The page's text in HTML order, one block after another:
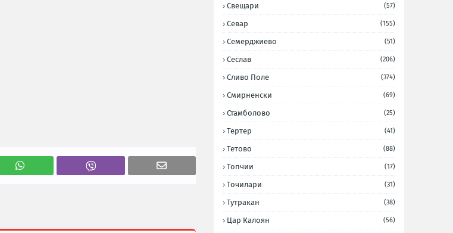
Свещари (57)
Севар (155)
Семерджиево (51)
Сеслав (206)
Сливо Поле (374)
Смирненски (69)
Стамболово (25)
Тертер (41)
Тетово (88)
Топчии (17)
Точилари (31)
Тутракан (38)
Цар Калоян (56)